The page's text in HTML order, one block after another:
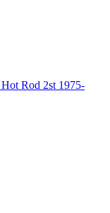
Rod 2st 1975-